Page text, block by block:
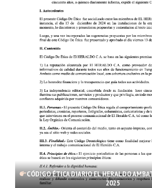
CÓDIGO ÉTICA DIARIO EL HERALDO
2025